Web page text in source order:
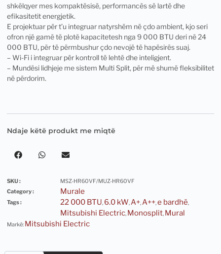
shkëlqyer mes kompaktësisë, performancës së lartë dhe
efikasitetit energjetik.
E projektuar për t’u integruar natyrshëm në çdo ambient, kjo seri
ofron një gamë të plotë kapacitetesh nga 9 000 BTU deri në 24
000 BTU, për të përmbushur çdo nevojë të hapësirës suaj.
– Wi-Fi i integruar për kontroll të lehtë dhe inteligjent.
– Mundësi lidhjeje me sistem Multi Split, për më shumë fleksibilitet
në përdorim.
Ndaje këtë produkt me miqtë
SKU :
MSZ-HR60VF/MUZ-HR60VF
Category :
Murale
Tags : 22 000 BTU, 6.0 kW,A+,A++,e bardhë,
Mitsubishi Electric, Monosplit, Mural
Markë: Mitsubishi Electric